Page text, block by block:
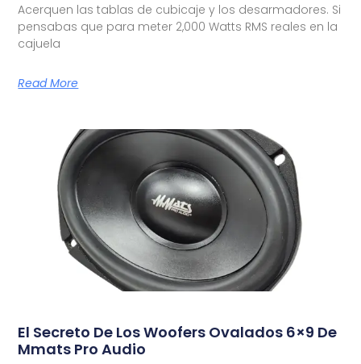
Acerquen las tablas de cubicaje y los desarmadores. Si
pensabas que para meter 2,000 Watts RMS reales en la
cajuela
Read More
El Secreto De Los Woofers Ovalados 6×9 De
Mmats Pro Audio